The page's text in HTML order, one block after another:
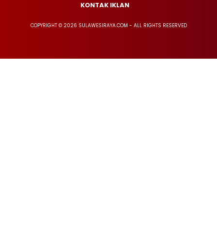
KONTAK IKLAN
COPYRIGHT © 2026 SULAWESIRAYA.COM - ALL RIGHTS RESERVED